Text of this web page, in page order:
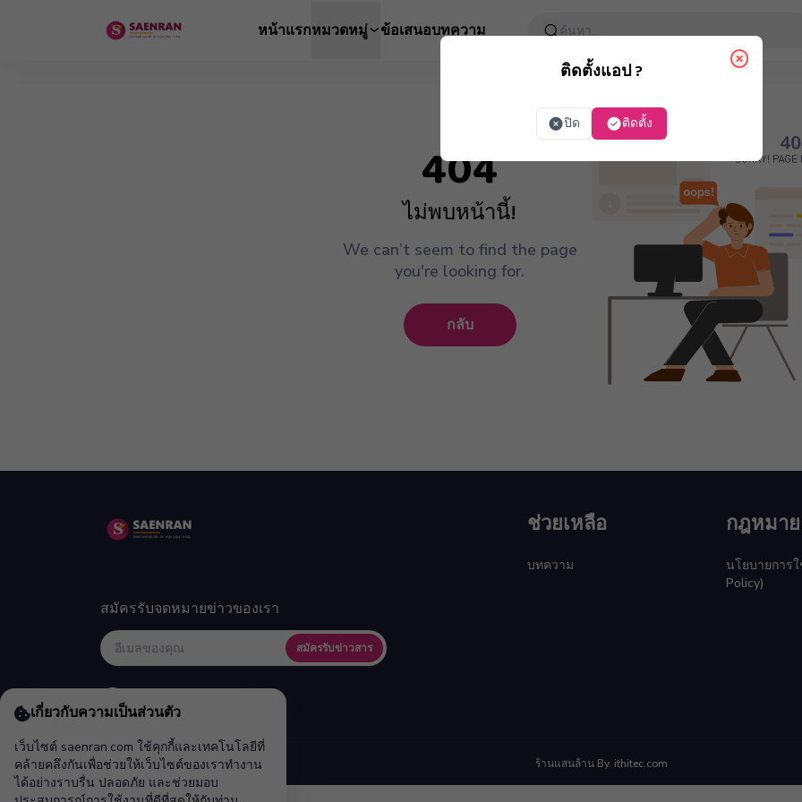
หน้าแรกหมวดหมู่ ข้อเสนอบทความ
ติดตั้งแอป ?
ปิด ติดตั้ง
404
ไม่พบหน้านี้!
We can’t seem to find the page
you're looking for.
กลับ
เกี่ยวกับความเป็นส่วนตัว
เว็บไซต์ saenran.com ใช้คุกกี้และเทคโนโลยีที่
คล้ายคลึงกันเพื่อช่วยให้เว็บไซต์ของเราทำงาน
ได้อย่างราบรื่น ปลอดภัย และช่วยมอบ
สมัครรับจดหมายข่าวของเรา
สมัครรับข่าวสาร
ช่วยเหลือ
บทความ
กฎหมาย
นโยบายการ
Policy)
ร้านแสนล้าน By. ithitec.com